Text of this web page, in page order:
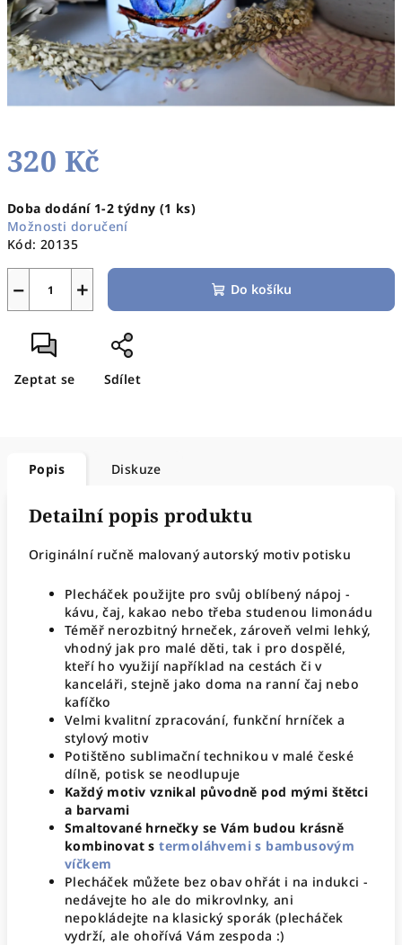
320 Kč
cena:
Doba dodání 1-2 týdny (1 ks)
Možnosti doručení
Kód: 20135
+
− Do košíku
Zeptat se Sdílet
Popis Diskuze
Detailní popis produktu
Originální ručně malovaný autorský motiv potisku
Plecháček použijte pro svůj oblíbený nápoj -
kávu, čaj, kakao nebo třeba studenou limonádu
Téměř nerozbitný hrneček, zároveň velmi lehký,
vhodný jak pro malé děti, tak i pro dospělé,
kteří ho využijí například na cestách či v
kanceláři, stejně jako doma na ranní čaj nebo
kafíčko
Velmi kvalitní zpracování, funkční hrníček a
stylový motiv
Potištěno sublimační technikou v malé české
dílně, potisk se neodlupuje
Každý motiv vznikal původně pod mými štětci
a barvami
Smaltované hrnečky se Vám budou krásně
kombinovat s termoláhvemi s bambusovým
víčkem
Plecháček můžete bez obav ohřát i na indukci -
nedávejte ho ale do mikrovlnky, ani
nepokládejte na klasický sporák (plecháček
vydrží, ale ohořívá Vám zespoda :)